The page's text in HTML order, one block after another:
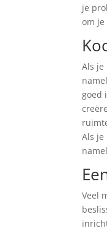
je
om
Als
goed
Als
Veel